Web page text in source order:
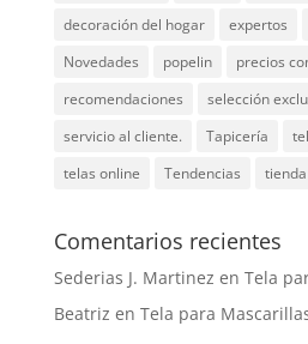
decoración del hogar
expertos
Novedades
popelin
precios
recomendaciones
selección
servicio al cliente.
Tapicería
telas online
Tendencias
Comentarios recientes
Sederias J. Martinez en Tela
Beatriz en Tela para